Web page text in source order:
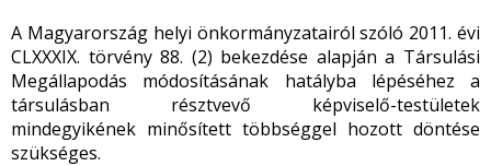
A Magyarország helyi önkormányzatairól szóló 2011. évi
CLXXXIX. törvény 88. (2) bekezdése alapján a Társulási
Megállapodás módosításának hatályba lépéséhez a
társulásban résztvevő képviselő-testületek
mindegyikének minősített többséggel hozott döntése
szükséges.